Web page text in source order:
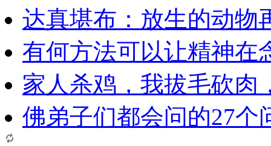
达真堪布：放生的动物
有何方法可以让精神在
家人杀鸡，我拔毛砍肉
佛弟子们都会问的27个